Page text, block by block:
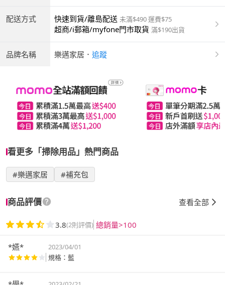
配送方式 快速到貨/離島配送 未滿$490 運費$75
超商/i郵箱/myfone門市取貨 滿$190出貨
品牌名稱 樂邁家居 ． 追蹤
看更多「掃除用品」熱門商品
#樂邁家居 #補充包
商品評價 查看全部
3.8(2則評價) 總銷量>100
*嬿*
2023/04/01
規格：藍